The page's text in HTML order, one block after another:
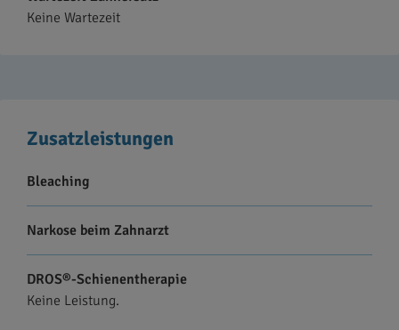
Keine Wartezeit
Zusatzleistungen
Bleaching
Narkose beim Zahnarzt
DROS®-Schienentherapie
Keine Leistung.